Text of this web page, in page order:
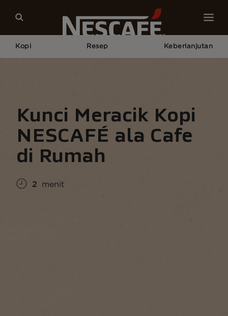
Kopi Resep Keberlanjutan
Kunci Meracik Kopi
NESCAFÉ ala Cafe
di Rumah
2 menit